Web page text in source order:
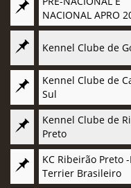
NACIONAL APRO
Kennel Clube de
Kennel Clube de
Sul
Kennel Clube de
Preto
KC Ribeirão Preto
Terrier Brasileiro